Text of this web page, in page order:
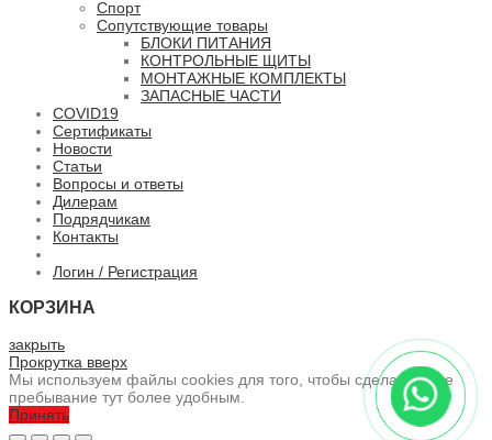
Спорт
Сопутствующие товары
БЛОКИ ПИТАНИЯ
КОНТРОЛЬНЫЕ ЩИТЫ
МОНТАЖНЫЕ КОМПЛЕКТЫ
ЗАПАСНЫЕ ЧАСТИ
COVID19
Сертификаты
Новости
Статьи
Вопросы и ответы
Дилерам
Подрядчикам
Контакты
Логин / Регистрация
КОРЗИНА
закрыть
Прокрутка вверх
Мы используем файлы cookies для того, чтобы сделать ваше
пребывание тут более удобным.
Принять